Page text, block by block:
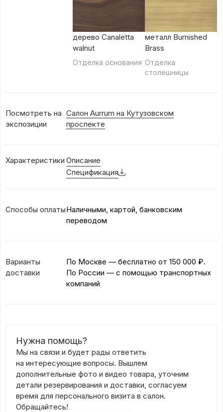
дерево Canaletta
walnut
Отделка основания
металл Burnished
Brass
Отделка
столешницы
Посмотреть на
экспозиции
Салон Aurrum на Кутузовском
проспекте
Характеристики Описание
Спецификация
Способы оплатыНаличными, картой, банковским
переводом
Варианты
доставки
По Москве — бесплатно от 150 000 ₽.
По России — с помощью транспортных
компаний
Нужна помощь?
Мы на связи и будет рады ответить
на интересующие вопросы. Вышлем
дополнительные фото и видео товара, уточним
детали резервирования и доставки, согласуем
время для персонального визита в салон.
Обращайтесь!